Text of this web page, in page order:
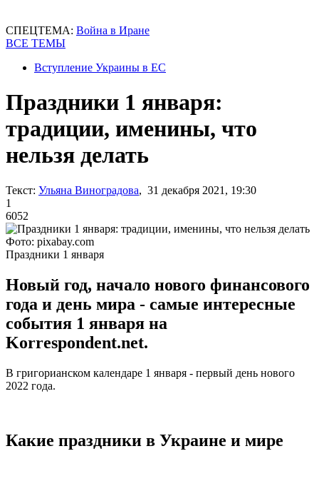
СПЕЦТЕМА: Война в Иране
ВСЕ ТЕМЫ
Вступление Украины в ЕС
Праздники 1 января:
традиции, именины, что
нельзя делать
Текст: Ульяна Виноградова, 31 декабря 2021, 19:30
1
6052
Фото: pixabay.com
Праздники 1 января
Новый год, начало нового финансового
года и день мира - самые интересные
события 1 января на
Korrespondent.net.
В григорианском календаре 1 января - первый день нового
2022 года.
Какие праздники в Украине и мире